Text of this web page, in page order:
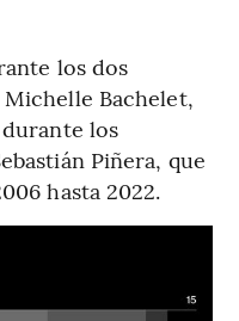
los dos
Bachelet,
los
Piñera, que
hasta 2022.